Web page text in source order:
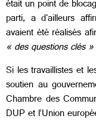
était un point de
parti, a d'ailleurs
avaient été réalisés
« des questions clés »
Si les travaillistes et
soutien au
Chambre des
DUP et l’Union